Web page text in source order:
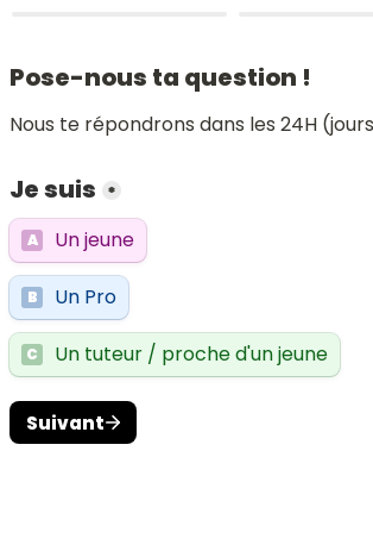
Pose-nous ta question !
Nous te répondrons dans les 24H
Je suis *
A Un jeune
B Un Pro
C Un tuteur / proche d'un jeune
Suivant